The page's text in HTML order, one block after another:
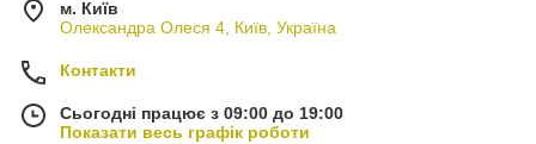
м. Київ
Олександра Олеся 4, Київ, Україна
Контакти
Сьогодні працює з 09:00 до 19:00
Показати весь графік роботи